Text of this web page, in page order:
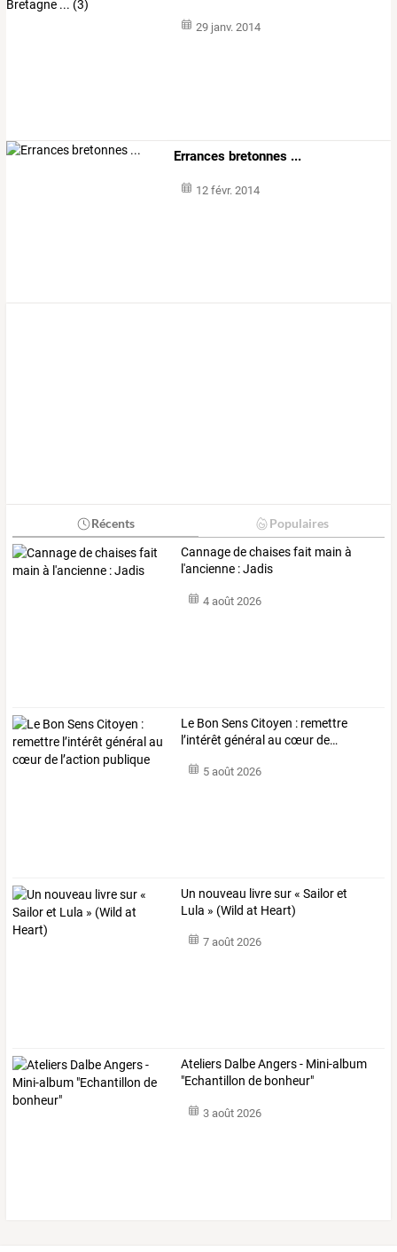
29 janv. 2014
Errances bretonnes ...
12 févr. 2014
Récents Populaires
Cannage de chaises fait main à
l'ancienne : Jadis
4 août 2026
Le Bon SensCitoyen : remettre
l’intérêt généralau cœurde…
5 août 2026
Un nouveau livre sur « Sailor et
Lula » (Wild at Heart)
7 août 2026
Ateliers Dalbe Angers - Mini-album
"Echantillon de bonheur"
3 août 2026